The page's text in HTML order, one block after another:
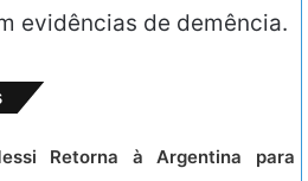
evidências de demência.
Retorna à Argentina para